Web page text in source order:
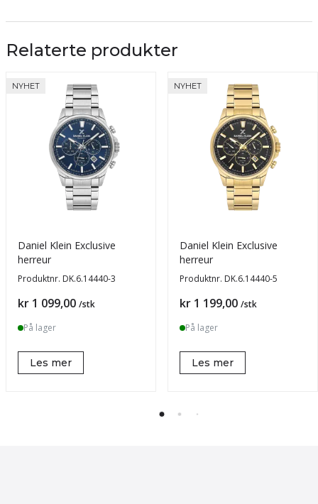
Relaterte produkter
NYHET
Daniel Klein Exclusive
herreur
Produktnr. DK.6.14440-3
Pris
kr 1 099,00 /stk
På lager
Les mer
NYHET
Daniel Klein Exclusive
herreur
Produktnr. DK.6.14440-5
Pris
kr 1 199,00 /stk
På lager
Les mer